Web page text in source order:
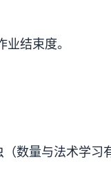
结束度。
数量与法术学习